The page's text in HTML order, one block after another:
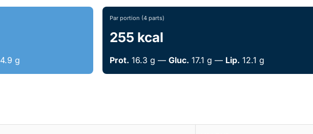
4.9 g
Par portion (4 parts)
255 kcal
Prot. 16.3 g —Gluc. 17.1 g — Lip. 12.1 g